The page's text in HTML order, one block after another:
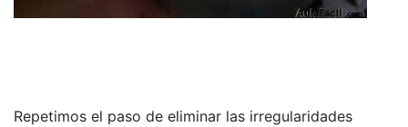
Repetimos el paso de eliminar las irregularidades